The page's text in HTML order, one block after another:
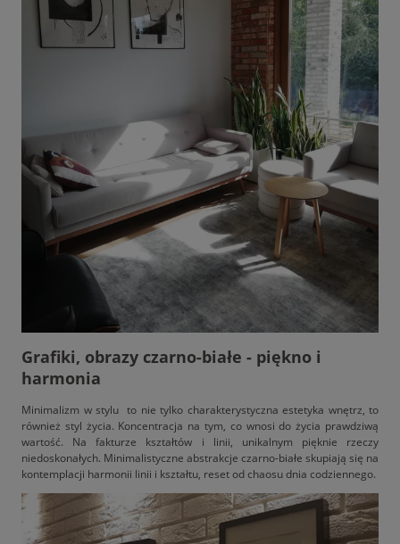
Grafiki, obrazy czarno-białe - piękno i
harmonia
Minimalizm w stylu to nie tylko charakterystyczna estetyka wnętrz, to
również styl życia. Koncentracja na tym, co wnosi do życia prawdziwą
wartość. Na fakturze kształtów i linii, unikalnym pięknie rzeczy
niedoskonałych. Minimalistyczne abstrakcje czarno-białe skupiają się na
kontemplacji harmonii linii i kształtu, reset od chaosu dnia codziennego.